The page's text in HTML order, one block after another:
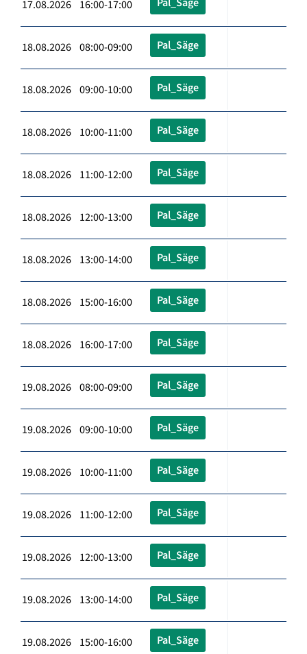
17.08.2026 16:00-17:00
18.08.2026 08:00-09:00 Pal_Säge
18.08.2026 09:00-10:00 Pal_Säge
18.08.2026 10:00-11:00 Pal_Säge
18.08.2026 11:00-12:00 Pal_Säge
18.08.2026 12:00-13:00 Pal_Säge
18.08.2026 13:00-14:00 Pal_Säge
18.08.2026 15:00-16:00 Pal_Säge
18.08.2026 16:00-17:00 Pal_Säge
19.08.2026 08:00-09:00 Pal_Säge
19.08.2026 09:00-10:00 Pal_Säge
19.08.2026 10:00-11:00 Pal_Säge
19.08.2026 11:00-12:00 Pal_Säge
19.08.2026 12:00-13:00 Pal_Säge
19.08.2026 13:00-14:00 Pal_Säge
19.08.2026 15:00-16:00 Pal_Säge